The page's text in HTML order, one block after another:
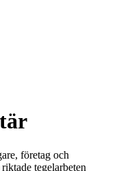
företag och
tegelarbeten